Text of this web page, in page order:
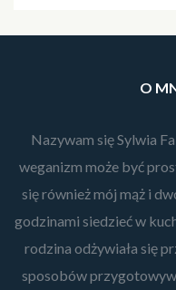
O
Nazywam się Sylwia
weganizm może być
się również mój mąż i
godzinami siedzieć w
rodzina odżywiała się
sposobów